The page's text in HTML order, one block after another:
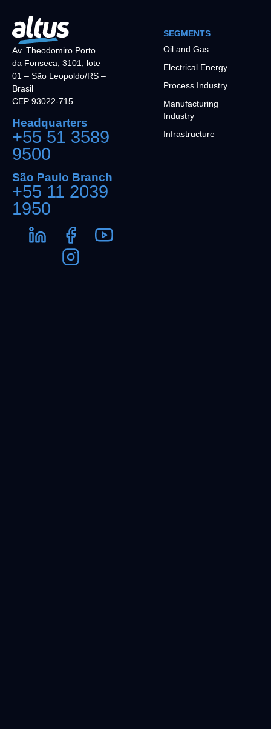
Av. Theodomiro Porto
da Fonseca, 3101, lote
01 – São Leopoldo/RS –
Brasil
CEP 93022-715
Headquarters
+55 51 3589
9500
São Paulo Branch
+55 11 2039
1950
SEGMENTS
Oil and Gas
Electrical Energy
Process Industry
Manufacturing
Industry
Infrastructure